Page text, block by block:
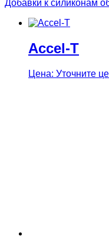
Добавки к силиконам
Accel-T
Цена: Уточните